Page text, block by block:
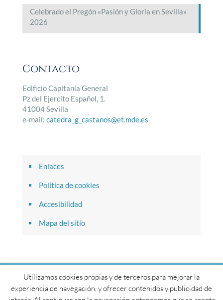
Celebrado el Pregón «Pasión y Gloria en Sevilla»
2026
Contacto
Edificio Capitanía General
Pz del Ejercito Español, 1.
41004 Sevilla
e-mail: catedra_g_castanos@et.mde.es
Enlaces
Política de cookies
Accesibilidad
Mapa del sitio
© 2017 Cátedra General Castaños. Todos los derechos
reservados.
Utilizamos cookies propias y de terceros para mejorar la
experiencia de navegación, y ofrecer contenidos y publicidad de